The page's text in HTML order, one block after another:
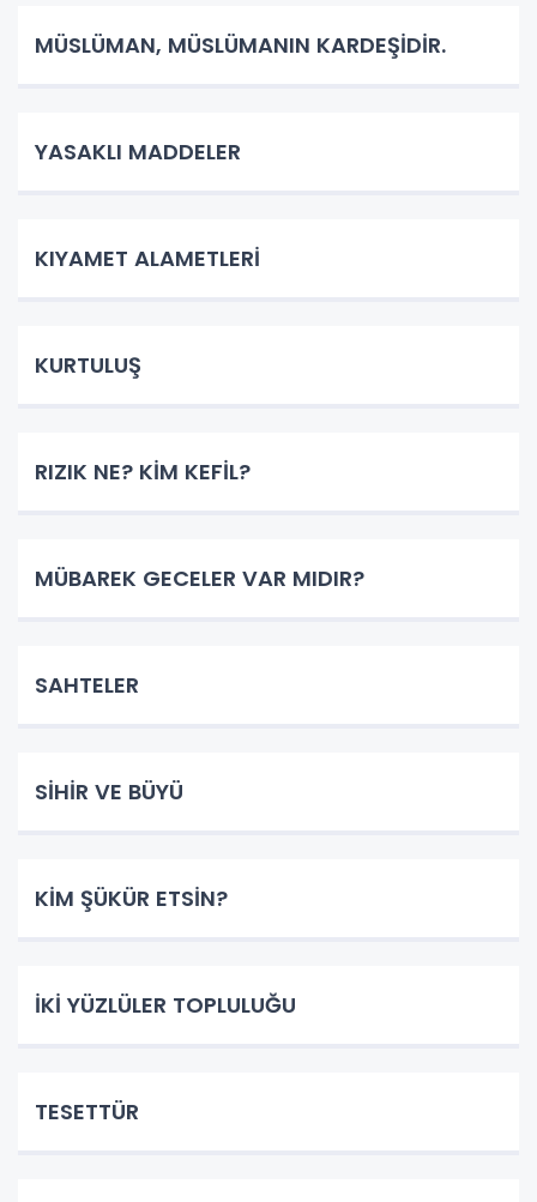
MÜSLÜMAN, MÜSLÜMANIN KARDEŞİDİR.
YASAKLI MADDELER
KIYAMET ALAMETLERİ
KURTULUŞ
RIZIK NE? KİM KEFİL?
MÜBAREK GECELER VAR MIDIR?
SAHTELER
SİHİR VE BÜYÜ
KİM ŞÜKÜR ETSİN?
İKİ YÜZLÜLER TOPLULUĞU
TESETTÜR